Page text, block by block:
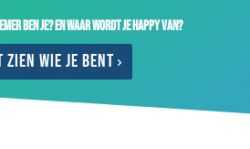
ben je? En waar wordt je happy van?
zien wie je bent